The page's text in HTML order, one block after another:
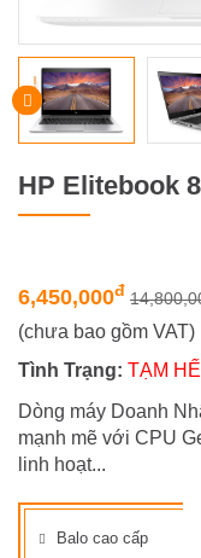
HP Elitebook
6,450,000đ
(chưa bao gồm VAT)
Tình Trạng: TẠM
Dòng máy Doanh
mạnh mẽ với CPU
linh hoạt...
Balo cao cấp